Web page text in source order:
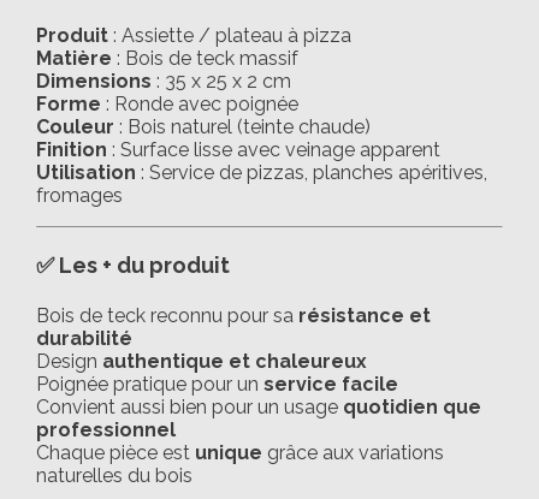
Produit : Assiette / plateau à pizza
Matière : Bois de teck massif
Dimensions : 35 x 25 x 2 cm
Forme : Ronde avec poignée
Couleur : Bois naturel (teinte chaude)
Finition : Surface lisse avec veinage apparent
Utilisation : Service de pizzas, planches apéritives,
fromages
✅Les + du produit
Bois de teck reconnu pour sa résistance et
durabilité
Design authentique et chaleureux
Poignée pratique pour un service facile
Convient aussi bien pour un usage quotidien que
professionnel
Chaque pièce est unique grâce aux variations
naturelles du bois